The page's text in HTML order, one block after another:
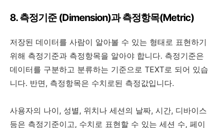
8. 측정기준 (Dimension)과 측정항목(Metric)
저장된 데이터를 사람이 알아볼 수 있는 형태로 표현하기
위해 측정기준과 측정항목을 알아야 합니다. 측정기준은
데이터를 구분하고 분류하는 기준으로 TEXT로 되어 있습
니다. 반면, 측정항목은 수치로된 측정값입니다.
사용자의 나이, 성별, 위치나 세션의 날짜, 시간, 디바이스
등은 측정기준이고, 수치로 표현할 수 있는 세션 수, 페이